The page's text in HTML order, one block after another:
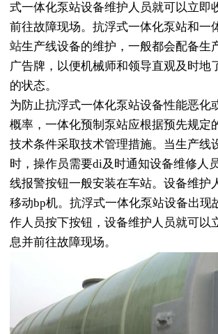
式一体化泵站设备维护人员就可以立即
前往故障现场。抗浮式一体化泵站和一
站生产线设备的维护，一般都会配备生
广告牌，以便机械师和领导直观及时地
的状态。
为防止抗浮式一体化泵站设备性能恶化
概率，一体化预制泵站应根据预先规定
技术条件采取技术管理措施。当生产线
时，操作员需要di及时通知设备维修人
线报警按钮一般安装在车站。设备维护
移动bp机。抗浮式一体化泵站设备出现
作人员按下按钮，设备维护人员就可以
息并前往故障现场。